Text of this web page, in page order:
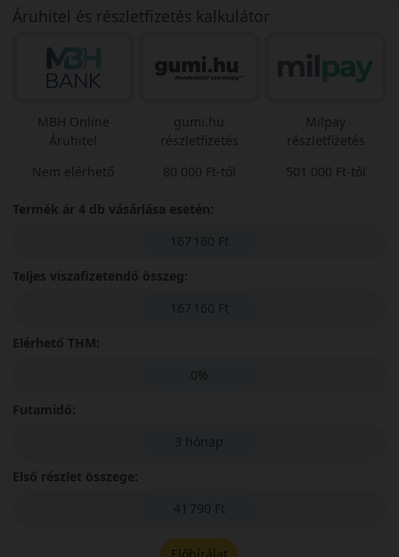
Áruhitel és részletfizetés kalkulátor
MBH Online
Áruhitel
Nem elérhető
gumi.hu
részletfizetés
80 000 Ft-tól
Milpay
részletfizetés
501 000 Ft-tól
Termék ár 4 db vásárlása esetén:
167 160 Ft
Teljes viszafizetendő összeg:
167 160 Ft
Elérhető THM:
0%
Futamidő:
3 hónap
Első részlet összege:
41 790 Ft
Előbírálat